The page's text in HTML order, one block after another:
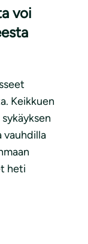
voi
Keikkuen
vauhdilla
heti